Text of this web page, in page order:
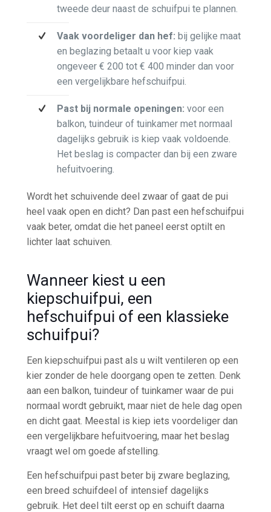
tweede deur naast de schuifpui te plannen.
Vaak voordeliger dan hef: bij gelijke maat
en beglazing betaalt u voor kiep vaak
ongeveer € 200 tot € 400 minder dan voor
een vergelijkbare hefschuifpui.
Past bij normale openingen: voor een
balkon, tuindeur of tuinkamer met normaal
dagelijks gebruik is kiep vaak voldoende.
Het beslag is compacter dan bij een zware
hefuitvoering.
Wordt het schuivende deel zwaar of gaat de pui
heel vaak open en dicht? Dan past een hefschuifpui
vaak beter, omdat die het paneel eerst optilt en
lichter laat schuiven.
Wanneer kiest u een
kiepschuifpui, een
hefschuifpui of een klassieke
schuifpui?
Een kiepschuifpui past als u wilt ventileren op een
kier zonder de hele doorgang open te zetten. Denk
aan een balkon, tuindeur of tuinkamer waar de pui
normaal wordt gebruikt, maar niet de hele dag open
en dicht gaat. Meestal is kiep iets voordeliger dan
een vergelijkbare hefuitvoering, maar het beslag
vraagt wel om goede afstelling.
Een hefschuifpui past beter bij zware beglazing,
een breed schuifdeel of intensief dagelijks
gebruik. Het deel tilt eerst op en schuift daarna